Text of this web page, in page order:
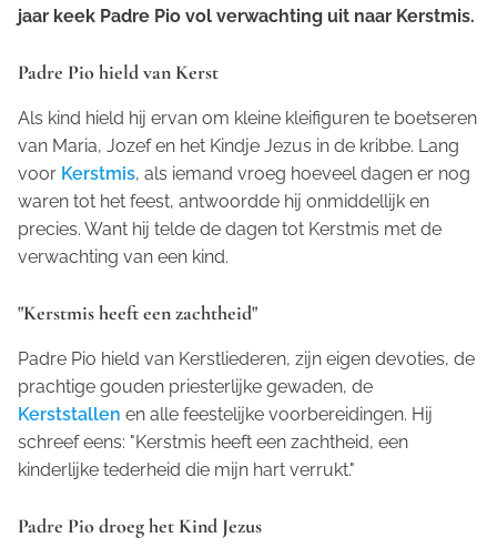
jaar keek Padre Pio vol verwachting uit naar Kerstmis.
Padre Pio hield van Kerst
Als kind hield hij ervan om kleine kleifiguren te boetseren
van Maria, Jozef en het Kindje Jezus in de kribbe. Lang
voor Kerstmis, als iemand vroeg hoeveel dagen er nog
waren tot het feest, antwoordde hij onmiddellijk en
precies. Want hij telde de dagen tot Kerstmis met de
verwachting van een kind.
"Kerstmis heeft een zachtheid"
Padre Pio hield van Kerstliederen, zijn eigen devoties, de
prachtige gouden priesterlijke gewaden, de
Kerststallen en alle feestelijke voorbereidingen. Hij
schreef eens: "Kerstmis heeft een zachtheid, een
kinderlijke tederheid die mijn hart verrukt."
Padre Pio droeg het Kind Jezus